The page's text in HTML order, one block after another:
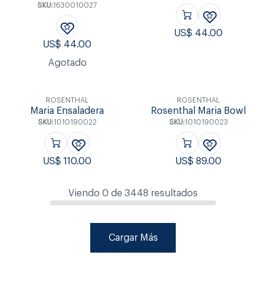
SKU:1630010027
US$ 44.00
Agotado
US$ 44.00
ROSENTHAL
Maria Ensaladera
SKU:1010190022
US$110.00
ROSENTHAL
Rosenthal Maria Bowl
SKU:1010190023
US$89.00
Viendo 0 de 3448 resultados
Cargar Más